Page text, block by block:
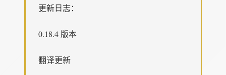
更新日志：
0.18.4 版本
翻译更新